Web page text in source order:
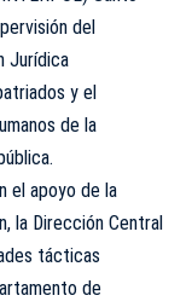
del
Jurídica
y el
de la
el apoyo de la
la Dirección Central
tácticas
de